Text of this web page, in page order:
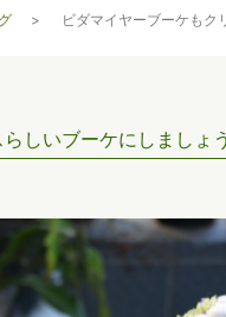
ビダマイヤーブーケもク
しいブーケにしましょう